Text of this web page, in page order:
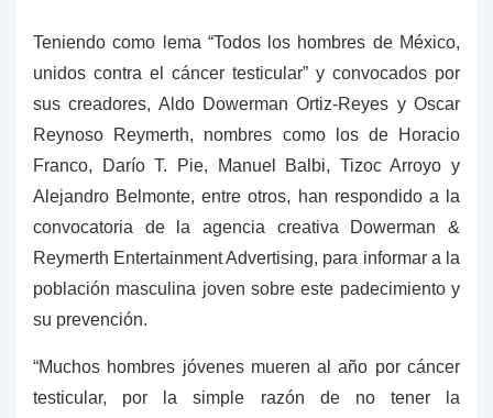
Teniendo como lema “Todos los hombres de México,
unidos contra el cáncer testicular” y convocados por
sus creadores, Aldo Dowerman Ortiz-Reyes y Oscar
Reynoso Reymerth, nombres como los de Horacio
Franco, Darío T. Pie, Manuel Balbi, Tizoc Arroyo y
Alejandro Belmonte, entre otros, han respondido a la
convocatoria de la agencia creativa Dowerman &
Reymerth Entertainment Advertising, para informar a la
población masculina joven sobre este padecimiento y
su prevención.
“Muchos hombres jóvenes mueren al año por cáncer
testicular, por la simple razón de no tener la